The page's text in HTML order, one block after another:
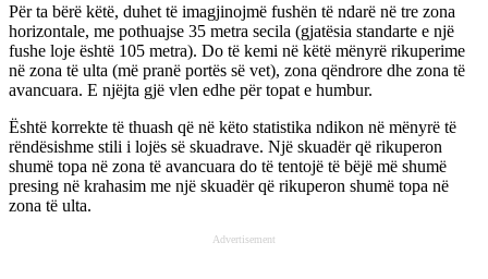
Për ta bërë këtë, duhet të imagjinojmë fushën të ndarë në tre zona
horizontale, me pothuajse 35 metra secila (gjatësia standarte e një
fushe loje është 105 metra). Do të kemi në këtë mënyrë rikuperime
në zona të ulta (më pranë portës së vet), zona qëndrore dhe zona të
avancuara. E njëjta gjë vlen edhe për topat e humbur.
Është korrekte të thuash që në këto statistika ndikon në mënyrë të
rëndësishme stili i lojës së skuadrave. Një skuadër që rikuperon
shumë topa në zona të avancuara do të tentojë të bëjë më shumë
presing në krahasim me një skuadër që rikuperon shumë topa në
zona të ulta.
Advertisement